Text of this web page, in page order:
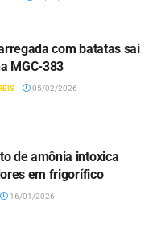
com batatas sai
MGC-383
05/02/2026
de amônia intoxica
em frigorífico
16/01/2026